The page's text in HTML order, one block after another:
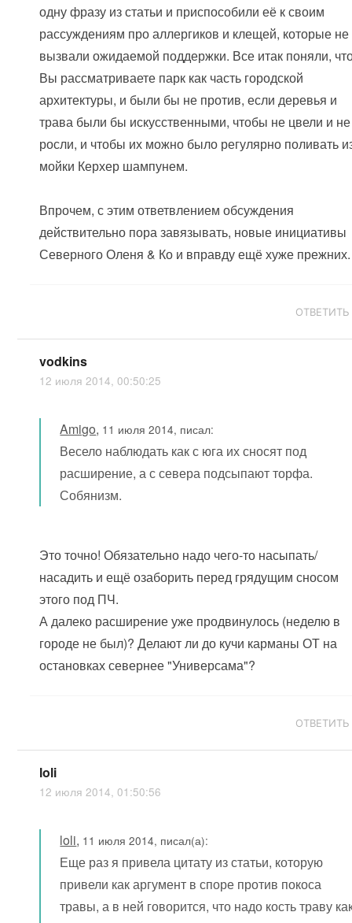
одну фразу из статьи и приспособили её к своим
рассуждениям про аллергиков и клещей, которые не
вызвали ожидаемой поддержки. Все итак поняли,
Вы рассматриваете парк как часть городской
архитектуры, и были бы не против, если деревья и
трава были бы искусственными, чтобы не цвели и не
росли, и чтобы их можно было регулярно поливать
мойки Керхер шампунем.
Впрочем, с этим ответвлением обсуждения
действительно пора завязывать, новые инициативы
Северного Оленя & Ко и вправду ещё хуже прежних.
ОТВЕТИТЬ
vodkins
12 июля 2014, 00:50:25
Amigo, 11 июля 2014, писал:
Весело наблюдать как с юга их сносят под
расширение, а с севера подсыпают торфа.
Собянизм.
Это точно! Обязательно надо чего-то насыпать/
насадить и ещё озаборить перед грядущим сносом
этого под ПЧ.
А далеко расширение уже продвинулось (неделю в
городе не был)? Делают ли до кучи карманы ОТ на
остановках севернее "Универсама"?
ОТВЕТИТЬ
loli
12 июля 2014, 01:50:56
loli, 11 июля 2014, писал(а):
Еще раз я привела цитату из статьи, которую
привели как аргумент в споре против покоса
травы, а в ней говорится, что надо кость траву